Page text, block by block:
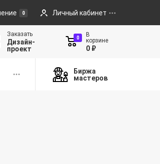
0 Личный кабинет
Заказать
Дизайн-
проект
0
В
корзине
0 ₽
Биржа
мастеров